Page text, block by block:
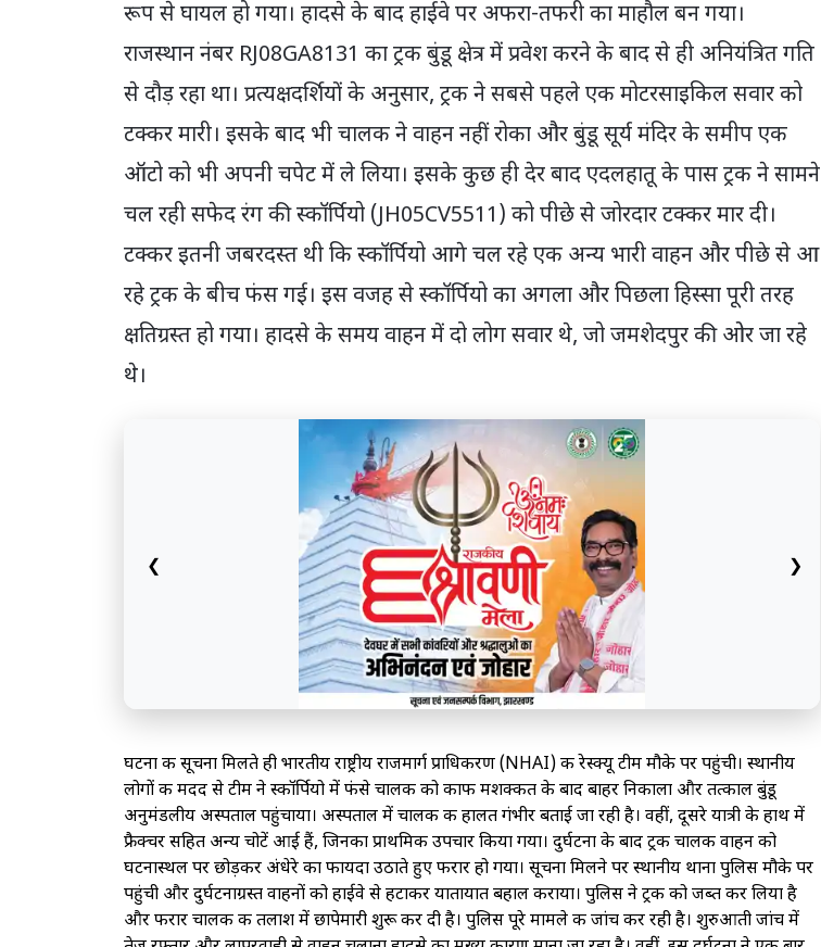
रूप से घायल हो गया। हादसे के बाद हाईवे पर अफरा-तफरी का माहौल बन गया।
राजस्थान नंबर RJ08GA8131 का ट्रक बुंडू क्षेत्र में प्रवेश करने के बाद से ही अनियंत्रित गति
से दौड़ रहा था। प्रत्यक्षदर्शियों के अनुसार, ट्रक ने सबसे पहले एक मोटरसाइकिल सवार को
टक्कर मारी। इसके बाद भी चालक ने वाहन नहीं रोका और बुंडू सूर्य मंदिर के समीप एक
ऑटो को भी अपनी चपेट में ले लिया। इसके कुछ ही देर बाद एदलहातू के पास ट्रक ने सामने
चल रही सफेद रंग की स्कॉर्पियो (JH05CV5511) को पीछे से जोरदार टक्कर मार दी।
टक्कर इतनी जबरदस्त थी कि स्कॉर्पियो आगे चल रहे एक अन्य भारी वाहन और पीछे से आ
रहे ट्रक के बीच फंस गई। इस वजह से स्कॉर्पियो का अगला और पिछला हिस्सा पूरी तरह
क्षतिग्रस्त हो गया। हादसे के समय वाहन में दो लोग सवार थे, जो जमशेदपुर की ओर जा रहे
थे।
❮ ❯
घटना की सूचना मिलते ही भारतीय राष्ट्रीय राजमार्ग प्राधिकरण (NHAI) की रेस्क्यू टीम मौके पर पहुंची। स्थानीय
लोगों की मदद से टीम ने स्कॉर्पियो में फंसे चालक को काफी मशक्कत के बाद बाहर निकाला और तत्काल बुंडू
अनुमंडलीय अस्पताल पहुंचाया। अस्पताल में चालक की हालत गंभीर बताई जा रही है। वहीं, दूसरे यात्री के हाथ में
फ्रैक्चर सहित अन्य चोटें आई हैं, जिनका प्राथमिक उपचार किया गया। दुर्घटना के बाद ट्रक चालक वाहन को
घटनास्थल पर छोड़कर अंधेरे का फायदा उठाते हुए फरार हो गया। सूचना मिलने पर स्थानीय थाना पुलिस मौके पर
पहुंची और दुर्घटनाग्रस्त वाहनों को हाईवे से हटाकर यातायात बहाल कराया। पुलिस ने ट्रक को जब्त कर लिया है
और फरार चालक की तलाश में छापेमारी शुरू कर दी है। पुलिस पूरे मामले की जांच कर रही है। शुरुआती जांच में